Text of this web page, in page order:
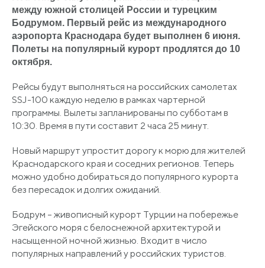
между южной столицей России и турецким
Бодрумом. Первый рейс из международного
аэропорта Краснодара будет выполнен 6 июня.
Полеты на популярный курорт продлятся до 10
октября.
Рейсы будут выполняться на российских самолетах
SSJ-100 каждую неделю в рамках чартерной
программы. Вылеты запланированы по субботам в
10:30. Время в пути составит 2 часа 25 минут.
Новый маршрут упростит дорогу к морю для жителей
Краснодарского края и соседних регионов. Теперь
можно удобно добираться до популярного курорта
без пересадок и долгих ожиданий.
Бодрум – живописный курорт Турции на побережье
Эгейского моря с белоснежной архитектурой и
насыщенной ночной жизнью. Входит в число
популярных направлений у российских туристов.